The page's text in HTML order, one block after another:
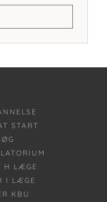
START
H LÆGE
I LÆGE
KBU